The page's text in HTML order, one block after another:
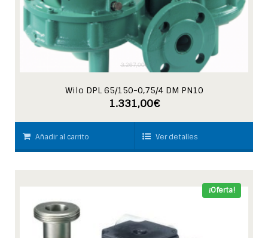
Wilo DPL 65/150-0,75/4 DM PN10
3.267,00€
1.331,00€
Añadir al carrito Ver detalles
¡Oferta!